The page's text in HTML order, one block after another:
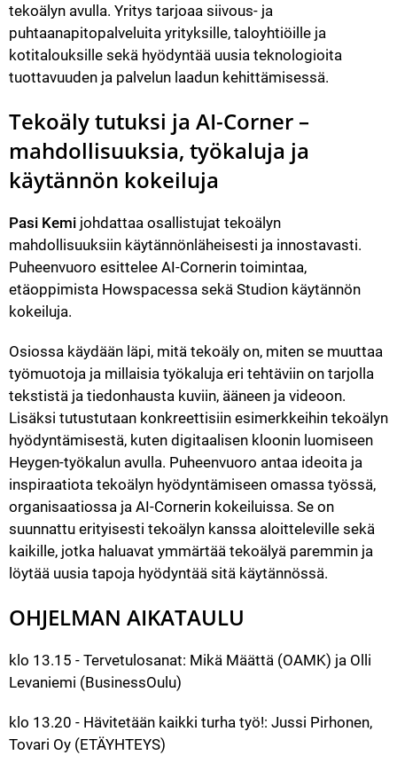
tekoälyn avulla. Yritys tarjoaa siivous- ja
puhtaanapitopalveluita yrityksille, taloyhtiöille ja
kotitalouksille sekä hyödyntää uusia teknologioita
tuottavuuden ja palvelun laadun kehittämisessä.
Tekoäly tutuksi ja AI-Corner –
mahdollisuuksia, työkaluja ja
käytännön kokeiluja
Pasi Kemi johdattaa osallistujat tekoälyn
mahdollisuuksiin käytännönläheisesti ja innostavasti.
Puheenvuoro esittelee AI-Cornerin toimintaa,
etäoppimista Howspacessa sekä Studion käytännön
kokeiluja.
Osiossa käydään läpi, mitä tekoäly on, miten se muuttaa
työmuotoja ja millaisia työkaluja eri tehtäviin on tarjolla
tekstistä ja tiedonhausta kuviin, ääneen ja videoon.
Lisäksi tutustutaan konkreettisiin esimerkkeihin tekoälyn
hyödyntämisestä, kuten digitaalisen kloonin luomiseen
Heygen-työkalun avulla. Puheenvuoro antaa ideoita ja
inspiraatiota tekoälyn hyödyntämiseen omassa työssä,
organisaatiossa ja AI-Cornerin kokeiluissa. Se on
suunnattu erityisesti tekoälyn kanssa aloitteleville sekä
kaikille, jotka haluavat ymmärtää tekoälyä paremmin ja
löytää uusia tapoja hyödyntää sitä käytännössä.
OHJELMAN AIKATAULU
klo 13.15 - Tervetulosanat: Mikä Määttä (OAMK) ja Olli
Levaniemi (BusinessOulu)
klo 13.20 - Hävitetään kaikki turha työ!: Jussi Pirhonen,
Tovari Oy (ETÄYHTEYS)